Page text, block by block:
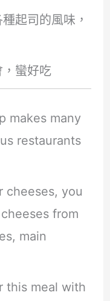
起司的風味，
蠻好吃
makes many
restaurants
cheeses, you
from
main
this meal with